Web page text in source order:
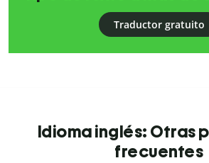
Traductor gratuito
Idioma inglés: Otras
frecuentes